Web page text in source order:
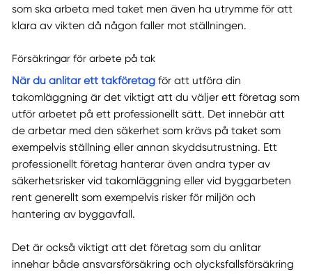
som ska arbeta med taket men även ha utrymme för att
klara av vikten då någon faller mot ställningen.
Försäkringar för arbete på tak
När du anlitar ett takföretagför att utföra din
takomläggning är det viktigt att du väljer ett företag som
utför arbetet på ett professionellt sätt. Det innebär att
de arbetar med den säkerhet som krävs på taket som
exempelvis ställning eller annan skyddsutrustning. Ett
professionellt företag hanterar även andra typer av
säkerhetsrisker vid takomläggning eller vid byggarbeten
rent generellt som exempelvis risker för miljön och
hantering av byggavfall.
Det är också viktigt att det företag som du anlitar
innehar både ansvarsförsäkring och olycksfallsförsäkring